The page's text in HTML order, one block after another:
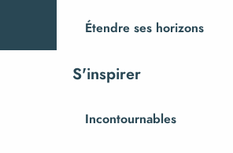
Étendre ses horizons
S'inspirer
Incontournables
de l’Andouillerie de